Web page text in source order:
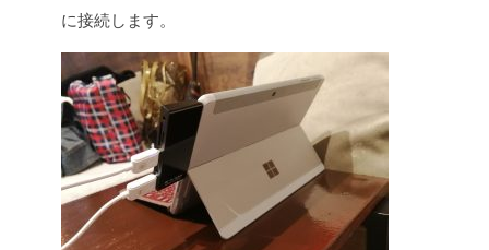
に接続します。